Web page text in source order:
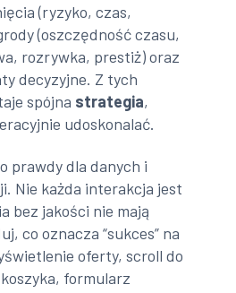
(ryzyko, czas,
(oszczędność czasu,
rozrywka, prestiż) oraz
decyzyjne. Z tych
spójna strategia,
udoskonalać.
prawdy dla danych i
Nie każda interakcja jest
bez jakości nie mają
co oznacza “sukces” na
oferty, scroll do
formularz